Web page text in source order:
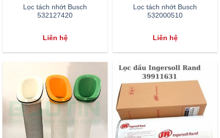
Lọc tách nhớt Busch
532127420
Liên hệ
Lọc tách nhớt Busch
532000510
Liên hệ